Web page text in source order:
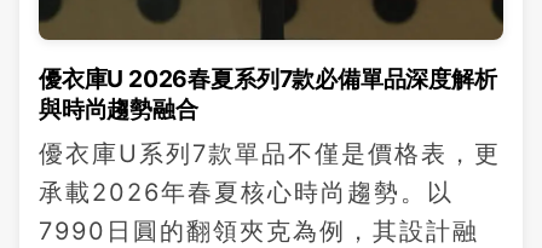
優衣庫U 2026春夏系列7款必備單品深度解析
與時尚趨勢融合
優衣庫U系列7款單品不僅是價格表，更
承載2026年春夏核心時尚趨勢。以
7990日圓的翻領夾克為例，其設計融